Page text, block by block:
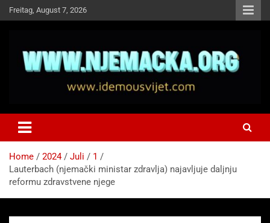
Skip
to
Freitag, August 7, 2026
Idemo u Svijet-Njemacka!
Home 2024 Juli
1
Lauterbach (njemački ministar zdravlja) najavljuje daljnju
reformu zdravstvene njege